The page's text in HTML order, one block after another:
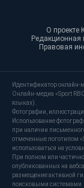
О проекте·
Редакционная
Правовая
Идентификатор онлайн-
Онлайн-медиа «Sport
языках).
Фотографии,
Использование
при наличии
отмеченные логотипом
использоваться на
При полном или
опубликованных на
размещение активной
поисковыми системами.